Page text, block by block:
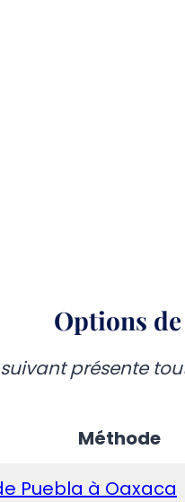
Options
présente
Méthode
Puebla à Oaxaca